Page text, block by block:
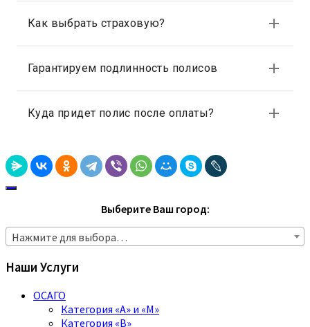
Выберите Ваш город:
Нажмите для выбора…
Наши Услуги
ОСАГО
Категория «A» и «M»
Категория «B»